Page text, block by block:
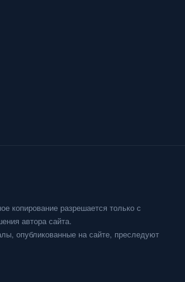
копирование разрешается только с
автора сайта.
опубликованные на сайте, преследуют